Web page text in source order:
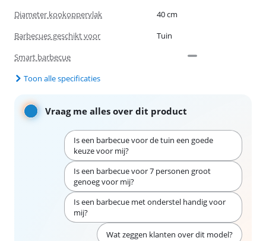
Diameter kookoppervlak
40 cm
Barbecues geschikt voor
Tuin
Smart barbecue
Toon alle specificaties
Vraag me alles over dit product
Is een barbecue voor de tuin een goede
keuze voor mij?
Is een barbecue voor 7 personen groot
genoeg voor mij?
Is een barbecue met onderstel handig voor
mij?
Wat zeggen klanten over dit model?